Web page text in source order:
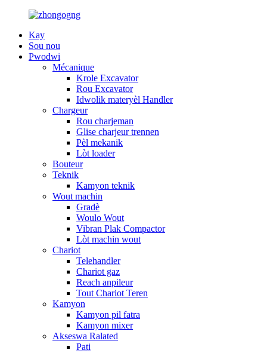
Kay
Sou nou
Pwodwi
Mécanique
Krole Excavator
Rou Excavator
Idwolik materyèl Handler
Chargeur
Rou charjeman
Glise charjeur trennen
Pèl mekanik
Lòt loader
Bouteur
Teknik
Kamyon teknik
Wout machin
Gradè
Woulo Wout
Vibran Plak Compactor
Lòt machin wout
Chariot
Telehandler
Chariot gaz
Reach anpileur
Tout Chariot Teren
Kamyon
Kamyon pil fatra
Kamyon mixer
Akseswa Ralated
Pati